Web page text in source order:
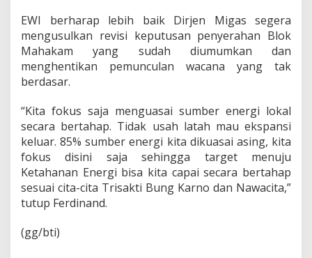
c
e
a
k
EWI berharap lebih baik Dirjen Migas segera
mengusulkan revisi keputusan penyerahan Blok
Mahakam yang sudah diumumkan dan
menghentikan pemunculan wacana yang tak
berdasar.
“Kita fokus saja menguasai sumber energi lokal
secara bertahap. Tidak usah latah mau ekspansi
keluar. 85% sumber energi kita dikuasai asing, kita
fokus disini saja sehingga target menuju
Ketahanan Energi bisa kita capai secara bertahap
sesuai cita-cita Trisakti Bung Karno dan Nawacita,”
tutup Ferdinand.
(gg/bti)